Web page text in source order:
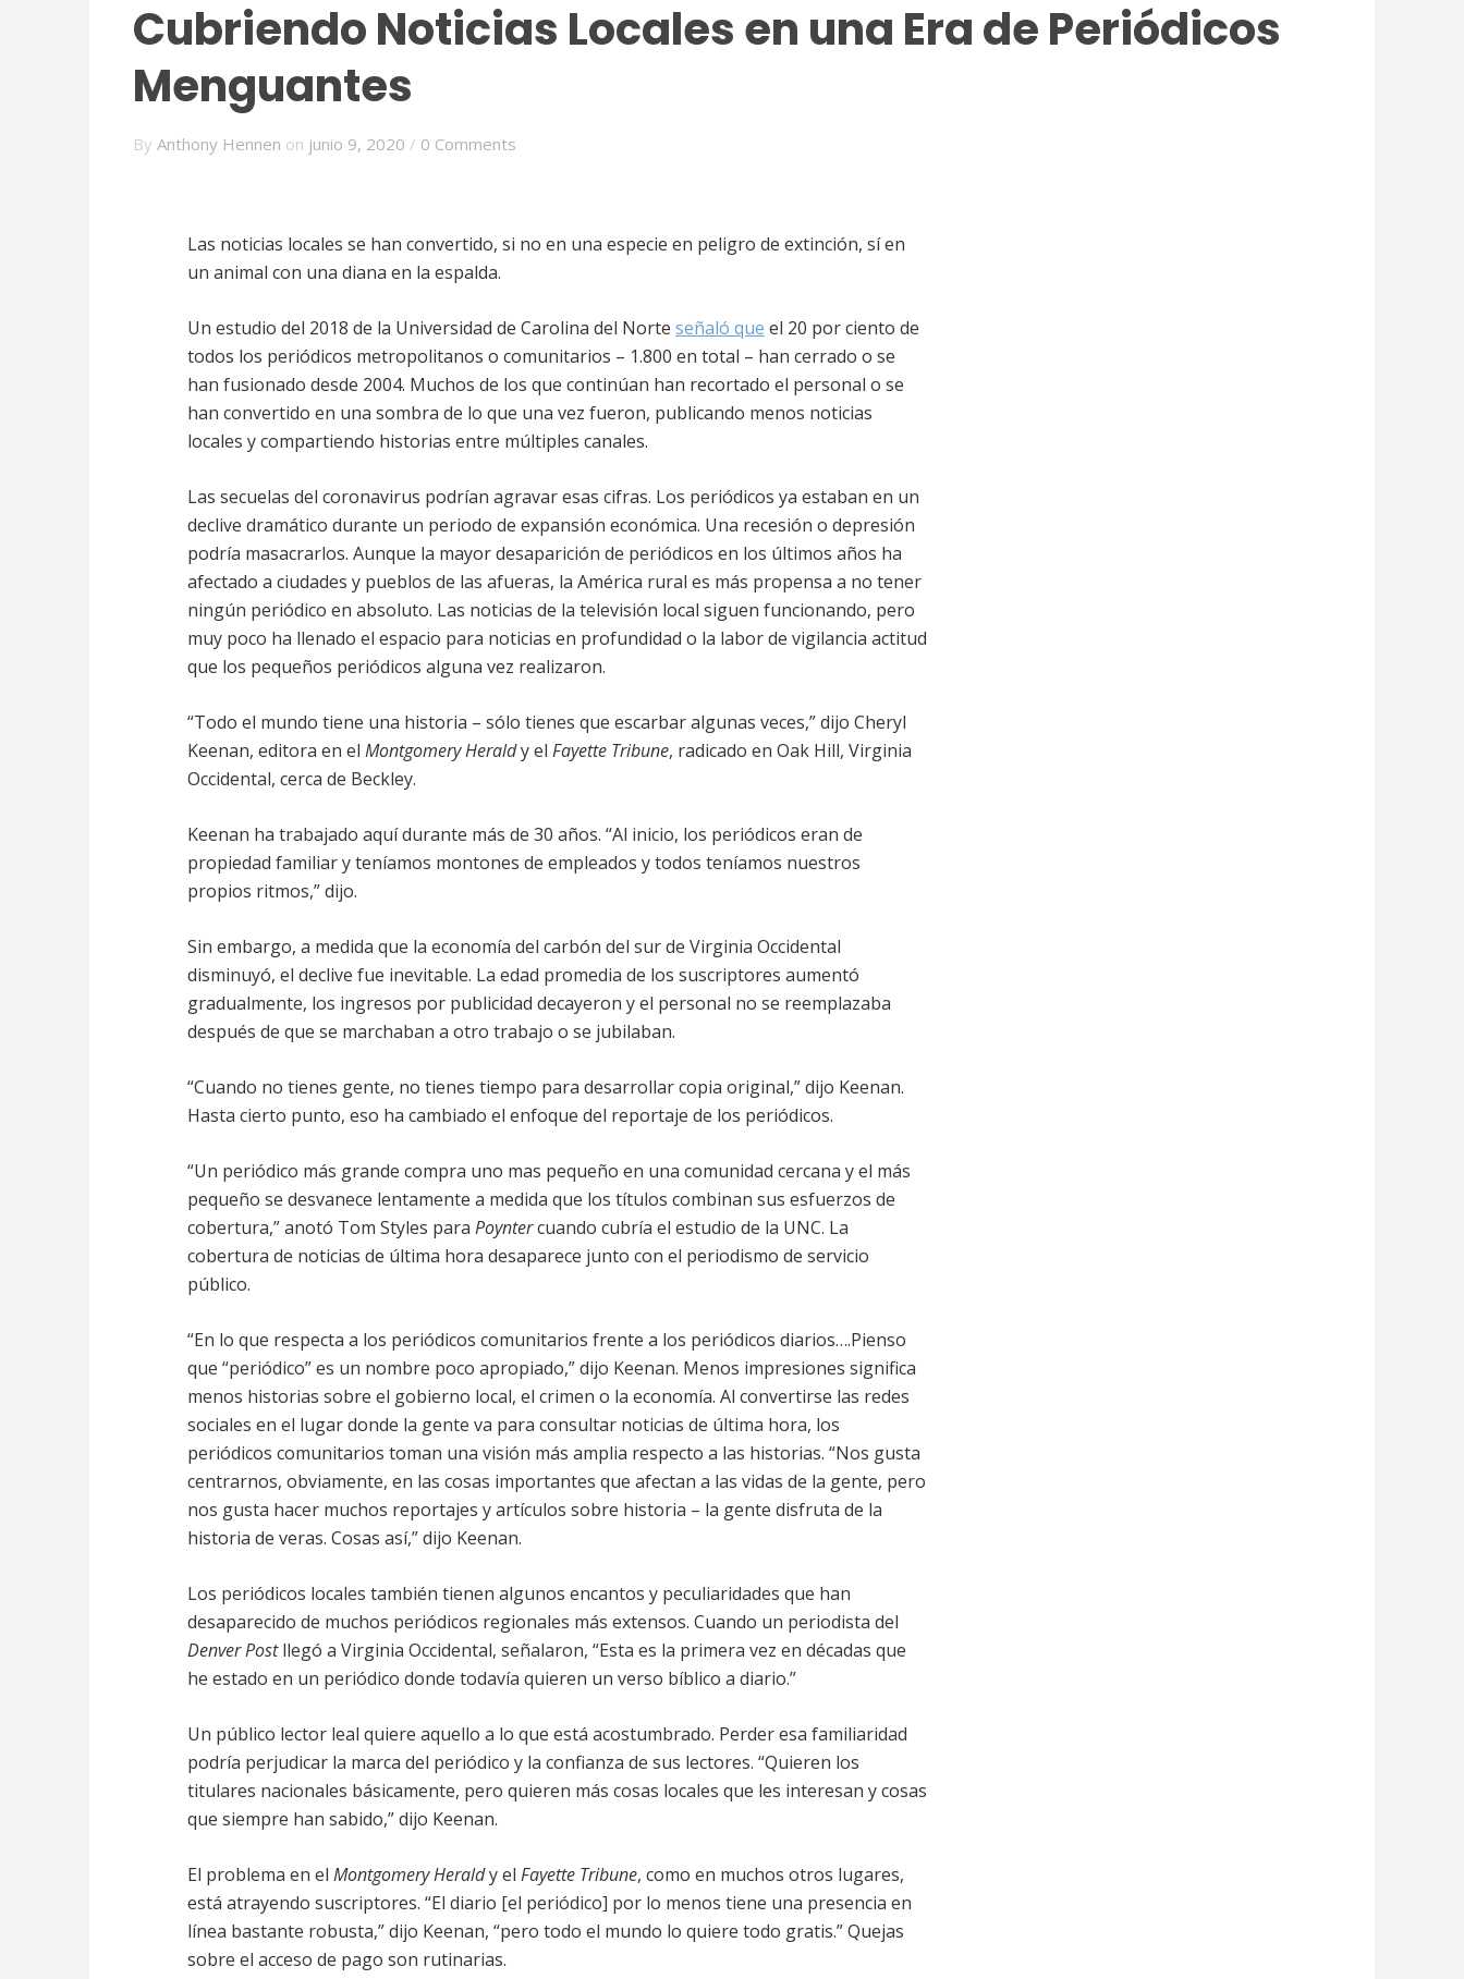
Cubriendo Noticias Locales en una Era de Periódicos
Menguantes
By Anthony Hennen on junio 9, 2020 / 0 Comments
Las noticias locales se han convertido, si no en una especie en peligro de extinción, sí en
un animal con una diana en la espalda.
Un estudio del 2018 de la Universidad de Carolina del Norte señaló que el 20 por ciento de
todos los periódicos metropolitanos o comunitarios – 1.800 en total – han cerrado o se
han fusionado desde 2004. Muchos de los que continúan han recortado el personal o se
han convertido en una sombra de lo que una vez fueron, publicando menos noticias
locales y compartiendo historias entre múltiples canales.
Las secuelas del coronavirus podrían agravar esas cifras. Los periódicos ya estaban en un
declive dramático durante un periodo de expansión económica. Una recesión o depresión
podría masacrarlos. Aunque la mayor desaparición de periódicos en los últimos años ha
afectado a ciudades y pueblos de las afueras, la América rural es más propensa a no tener
ningún periódico en absoluto. Las noticias de la televisión local siguen funcionando, pero
muy poco ha llenado el espacio para noticias en profundidad o la labor de vigilancia actitud
que los pequeños periódicos alguna vez realizaron.
“Todo el mundo tiene una historia – sólo tienes que escarbar algunas veces,” dijo Cheryl
Keenan, editora en el Montgomery Heraldy el Fayette Tribune, radicado en Oak Hill, Virginia
Occidental, cerca de Beckley.
Keenan ha trabajado aquí durante más de 30 años. “Al inicio, los periódicos eran de
propiedad familiar y teníamos montones de empleados y todos teníamos nuestros
propios ritmos,” dijo.
Sin embargo, a medida que la economía del carbón del sur de Virginia Occidental
disminuyó, el declive fue inevitable. La edad promedia de los suscriptores aumentó
gradualmente, los ingresos por publicidad decayeron y el personal no se reemplazaba
después de que se marchaban a otro trabajo o se jubilaban.
“Cuando no tienes gente, no tienes tiempo para desarrollar copia original,” dijo Keenan.
Hasta cierto punto, eso ha cambiado el enfoque del reportaje de los periódicos.
“Un periódico más grande compra uno mas pequeño en una comunidad cercana y el más
pequeño se desvanece lentamente a medida que los títulos combinan sus esfuerzos de
cobertura,” anotó Tom Styles para Poyntercuando cubría el estudio de la UNC. La
cobertura de noticias de última hora desaparece junto con el periodismo de servicio
público.
“En lo que respecta a los periódicos comunitarios frente a los periódicos diarios….Pienso
que “periódico” es un nombre poco apropiado,” dijo Keenan. Menos impresiones significa
menos historias sobre el gobierno local, el crimen o la economía. Al convertirse las redes
sociales en el lugar donde la gente va para consultar noticias de última hora, los
periódicos comunitarios toman una visión más amplia respecto a las historias. “Nos gusta
centrarnos, obviamente, en las cosas importantes que afectan a las vidas de la gente, pero
nos gusta hacer muchos reportajes y artículos sobre historia – la gente disfruta de la
historia de veras. Cosas así,” dijo Keenan.
Los periódicos locales también tienen algunos encantos y peculiaridades que han
desaparecido de muchos periódicos regionales más extensos. Cuando un periodista del
Denver Postllegó a Virginia Occidental, señalaron, “Esta es la primera vez en décadas que
he estado en un periódico donde todavía quieren un verso bíblico a diario.”
Un público lector leal quiere aquello a lo que está acostumbrado. Perder esa familiaridad
podría perjudicar la marca del periódico y la confianza de sus lectores. “Quieren los
titulares nacionales básicamente, pero quieren más cosas locales que les interesan y cosas
que siempre han sabido,” dijo Keenan.
El problema en el Montgomery Heraldy el Fayette Tribune, como en muchos otros lugares,
está atrayendo suscriptores. “El diario [el periódico] por lo menos tiene una presencia en
línea bastante robusta,” dijo Keenan, “pero todo el mundo lo quiere todo gratis.” Quejas
sobre el acceso de pago son rutinarias.